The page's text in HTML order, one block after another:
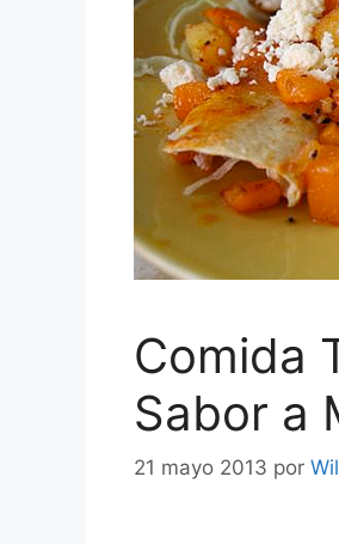
Comida
Sabor a
21 mayo 2013 por